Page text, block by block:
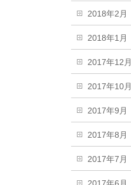
2018年2月
2018年1月
2017年12月
2017年10月
2017年9月
2017年8月
2017年7月